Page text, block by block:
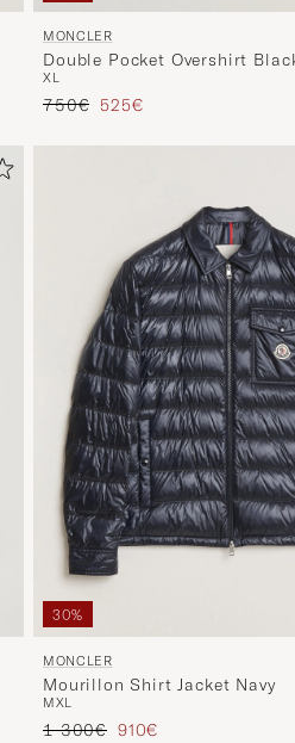
MONCLER
Double Pocket Overshirt
XL
Regulärer Preis
750€ Reduzierter Preis
525€
30%
MONCLER
Mourillon Shirt Jacket Navy
MXL
Regulärer Preis
1 300€ Reduzierter Preis
910€